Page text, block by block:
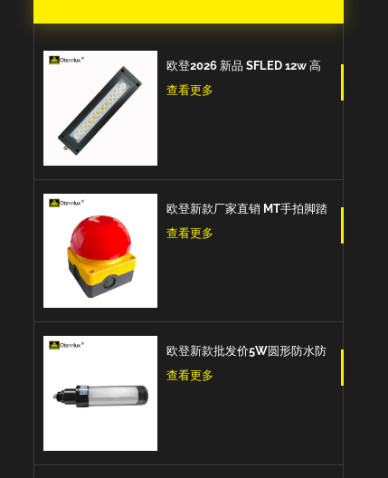
欧登2026 新品 SFLED 12w 高
品质出口欧洲IP67防水防油防
查看更多
欧登新款厂家直销 MT手拍脚踏
开关紧急按钮蘑菇头脚踏板自
查看更多
欧登新款批发价5W圆形防水防
爆防油IP67数控机床工作灯
查看更多